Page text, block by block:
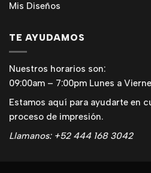
Mis Diseños
TE AYUDAMOS
Nuestros horarios son:
09:00am – 7:00pm Lunes a
Estamos aquí para ayudarte en
proceso de impresión.
Llamanos: +52 444 168 3042